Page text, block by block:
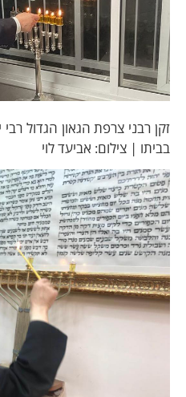
זקן רבני צרפת הגאון הגדול
בביתו | צילום: אביעד לוי